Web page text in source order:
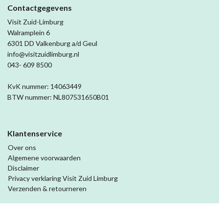
Contactgegevens
Visit Zuid-Limburg
Walramplein 6
6301 DD Valkenburg a/d Geul
info@visitzuidlimburg.nl
043- 609 8500
KvK nummer: 14063449
BTW nummer: NL807531650B01
Klantenservice
Over ons
Algemene voorwaarden
Disclaimer
Privacy verklaring Visit Zuid Limburg
Verzenden & retourneren